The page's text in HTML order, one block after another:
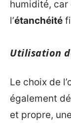
humidité,
l’étanchéité
Utilisation
Le choix de
également
et propre,